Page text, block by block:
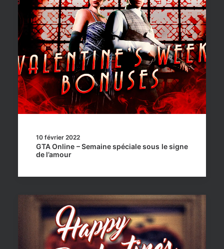
10 février 2022
GTA Online – Semaine spéciale sous le signe
de l’amour